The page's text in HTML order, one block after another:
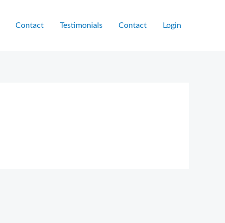
Contact Testimonials Contact Login